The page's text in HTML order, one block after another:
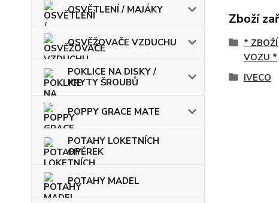
OSVĚTLENÍ / MAJÁKY
OSVĚŽOVAČE VZDUCHU
POKLICE NA DISKY /
KRYTY ŠROUBŮ
POPPY GRACE MATE
POTAHY LOKETNÍCH
OPĚREK
POTAHY MADEL
Zboží
*
VOZU *
IVECO